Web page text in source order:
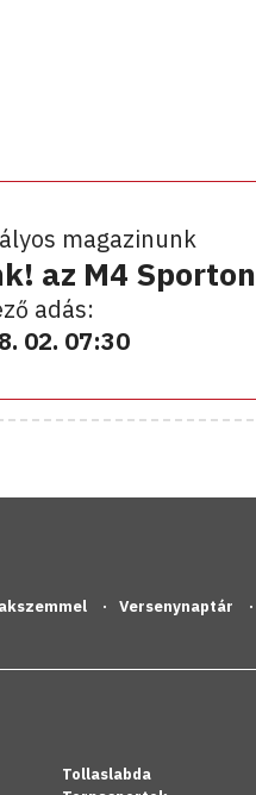
magazinunk
az M4 Sporton
adás:
02. 07:30
Versenynaptár
Tollaslabda